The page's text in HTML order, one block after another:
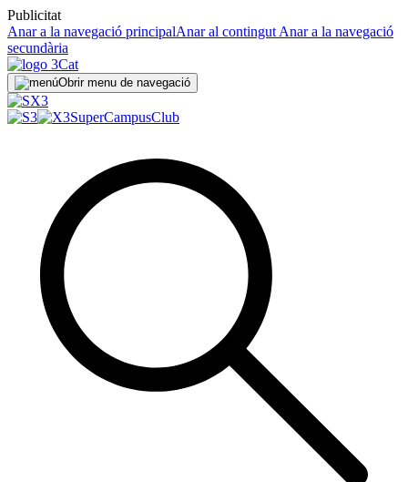
Publicitat
Anar a la navegació principalAnar al contingut Anar a la navegació
secundària
Obrir menu de navegació
SuperCampusClub